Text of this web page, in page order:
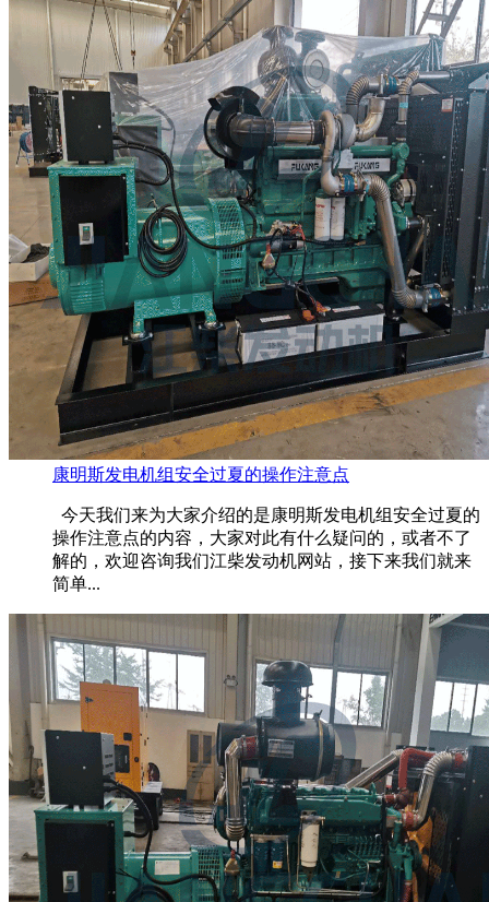
康明斯发电机组安全过夏的操作注意点
今天我们来为大家介绍的是康明斯发电机组安全过夏的
操作注意点的内容，大家对此有什么疑问的，或者不了
解的，欢迎咨询我们江柴发动机网站，接下来我们就来
简单...